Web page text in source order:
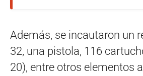
Además, se incautaron un
32, una pistola, 116
20), entre otros elementos